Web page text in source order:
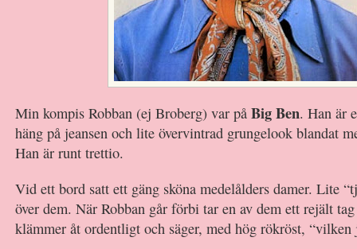
Min kompis Robban (ej Broberg) var på Big Ben. Han är
häng på jeansen och lite övervintrad grungelook blandat
Han är runt trettio.
Vid ett bord satt ett gäng sköna medelålders damer. Lite
över dem. När Robban går förbi tar en av dem ett rejält
klämmer åt ordentligt och säger, med hög rökröst, “vilken